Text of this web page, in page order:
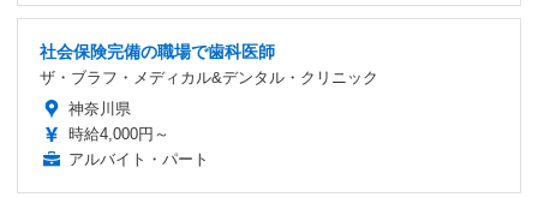
社会保険完備の職場で歯科医師
ザ・ブラフ・メディカル&デンタル・クリニック
神奈川県
時給4,000円～
アルバイト・パート